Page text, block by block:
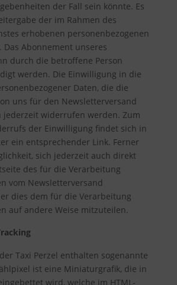
der Fall sein könnte. Es
der im Rahmen des
erhobenen personenbezogenen
Das Abonnement unseres
durch die betroffene Person
werden. Die Einwilligung in die
Daten, die die
uns für den Newsletterversand
jederzeit widerrufen werden. Zum
der Einwilligung findet sich in
ein entsprechender Link. Ferner
sich jederzeit auch direkt
des für die Verarbeitung
vom Newsletterversand
dies dem für die Verarbeitung
auf andere Weise mitzuteilen.
Taxi Perzel enthalten sogenannte
ist eine Miniaturgrafik, die in
wird, welche im HTML-